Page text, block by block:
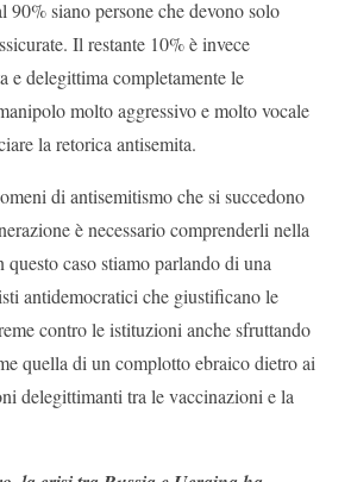
90% siano persone che devono solo
Il restante 10% è invece
e delegittima completamente le
molto aggressivo e molto vocale
la retorica antisemita.
di antisemitismo che si succedono
è necessario comprenderli nella
caso stiamo parlando di una
antidemocratici che giustificano le
contro le istituzioni anche sfruttando
quella di un complotto ebraico dietro ai
delegittimanti tra le vaccinazioni e la